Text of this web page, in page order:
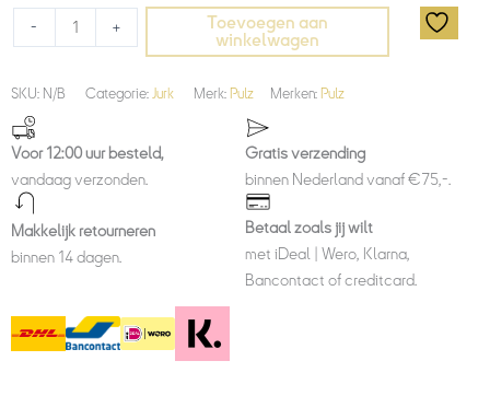
- +
Toevoegen aan
winkelwagen
SKU: N/B Categorie: Jurk Merk: Pulz Merken: Pulz
Voor 12:00 uur besteld,
vandaag verzonden.
Gratis verzending
binnen Nederland vanaf €75,-.
Makkelijk retourneren
binnen 14 dagen.
Betaal zoals jij wilt
met iDeal | Wero, Klarna,
Bancontact of creditcard.